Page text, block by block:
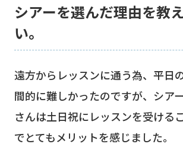
シアーを選んだ理由を教
い。
遠方からレッスンに通う為、平日
間的に難しかったのですが、シア
さんは土日祝にレッスンを受ける
でとてもメリットを感じました。